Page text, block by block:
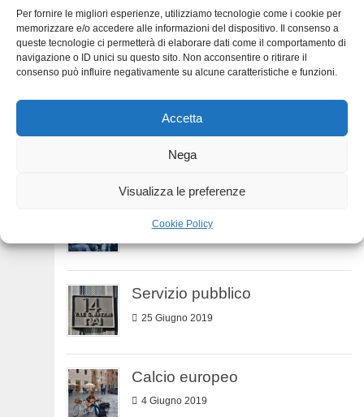
Per fornire le migliori esperienze, utilizziamo tecnologie come i cookie per
memorizzare e/o accedere alle informazioni del dispositivo. Il consenso a
queste tecnologie ci permetterà di elaborare dati come il comportamento di
navigazione o ID unici su questo sito. Non acconsentire o ritirare il
consenso può influire negativamente su alcune caratteristiche e funzioni.
Accetta
Nega
Visualizza le preferenze
Cookie Policy
Numeri dell’economia
7 Settembre 2019
Numeri della TV
3 Agosto 2019
Servizio pubblico
25 Giugno 2019
Calcio europeo
4 Giugno 2019